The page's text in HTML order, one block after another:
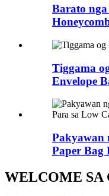
Barato
Tiggama
Envelope
Pakyawan
Paper Bag
WELCOME SA